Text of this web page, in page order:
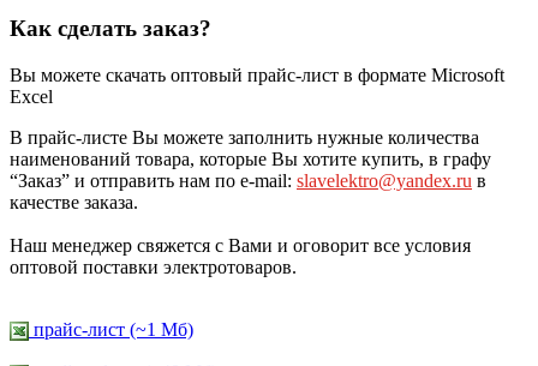
Как сделать заказ?
Вы можете скачать оптовый прайс-лист в формате Microsoft
Excel
В прайс-листе Вы можете заполнить нужные количества
наименований товара, которые Вы хотите купить, в графу
“Заказ” и отправить нам по e-mail: slavelektro@yandex.ru в
качестве заказа.
Наш менеджер свяжется с Вами и оговорит все условия
оптовой поставки электротоваров.
прайс-лист (~1 Мб)